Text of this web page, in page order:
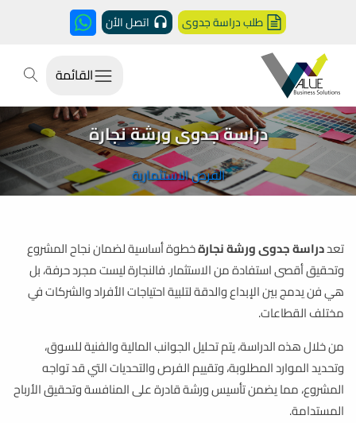
طلب دراسة جدوى اتصل الأن
القائمة
دراسة جدوى ورشة نجارة
الفرص الاستثمارية
تعددراسة جدوى ورشة نجارةخطوة أساسية لضمان نجاح المشروع
وتحقيق أقصى استفادة من الاستثمار. فالنجارة ليست مجرد حرفة، بل
هي فن يدمج بين الإبداع والدقة لتلبية احتياجات الأفراد والشركات في
مختلف القطاعات.
من خلال هذه الدراسة، يتم تحليل الجوانب المالية والفنية للسوق،
وتحديد الموارد المطلوبة، وتقييم الفرص والتحديات التي قد تواجه
المشروع، مما يضمن تأسيس ورشة قادرة على المنافسة وتحقيق الأرباح
المستدامة.